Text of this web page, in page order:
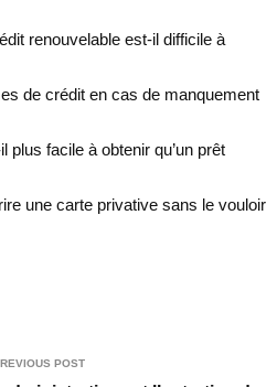
renouvelable est-il difficile à
de crédit en cas de manquement
plus facile à obtenir qu’un prêt
une carte privative sans le vouloir
POST